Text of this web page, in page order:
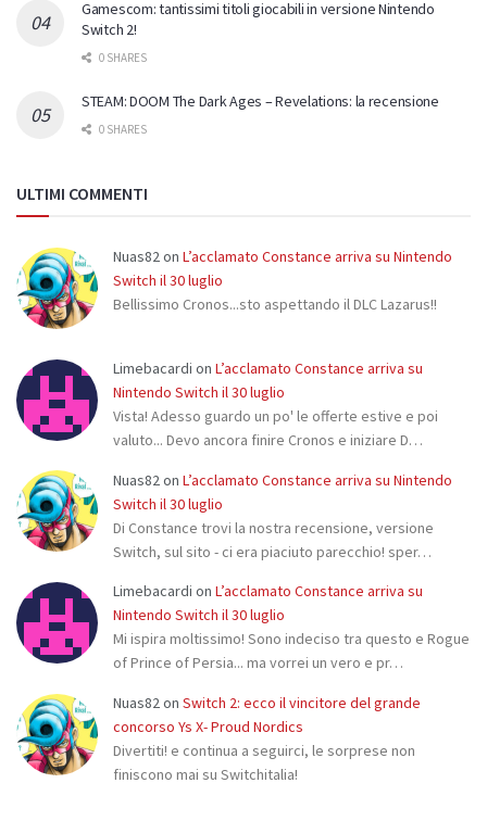
Gamescom: tantissimi titoli giocabili in versione Nintendo
Switch 2!
0 SHARES
STEAM: DOOM The Dark Ages – Revelations: la recensione
0 SHARES
ULTIMI COMMENTI
Nuas82on L’acclamato Constance arriva su Nintendo
Switch il 30 luglio
Bellissimo Cronos...sto aspettando il DLC Lazarus!!
Limebacardi on L’acclamato Constance arriva su
Nintendo Switch il 30 luglio
Vista! Adesso guardo un po' le offerte estive e poi
valuto... Devo ancora finire Cronos e iniziare D…
Nuas82 on L’acclamato Constance arriva su Nintendo
Switch il 30 luglio
Di Constance trovi la nostra recensione, versione
Switch, sul sito - ci era piaciuto parecchio! sper…
Limebacardi on L’acclamato Constance arriva su
Nintendo Switch il 30 luglio
Mi ispira moltissimo! Sono indeciso tra questo e Rogue
of Prince of Persia... ma vorrei un vero e pr…
Nuas82on Switch 2: ecco il vincitore del grande
concorso Ys X- Proud Nordics
Divertiti! e continua a seguirci, le sorprese non
finiscono mai su Switchitalia!